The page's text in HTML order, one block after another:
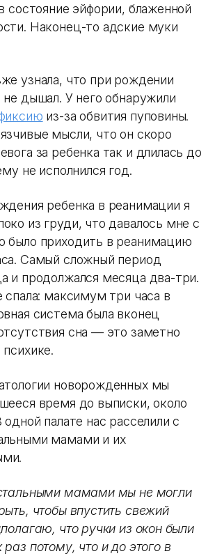
состояние эйфории, блаженной
Наконец-то адские муки
узнала, что при рождении
не дышал. У него обнаружили
из-за обвития пуповины.
мысли, что он скоро
за ребенка так и длилась до
не исполнился год.
ребенка в реанимации я
из груди, что давалось мне с
было приходить в реанимацию
Самый сложный период
и продолжался месяца два-три.
спала: максимум три часа в
система была вконец
сна — это заметно
новорожденных мы
время до выписки, около
палате нас расселили с
мамами и их
мамами мы не могли
чтобы впустить свежий
что ручки из окон были
потому, что и до этого в